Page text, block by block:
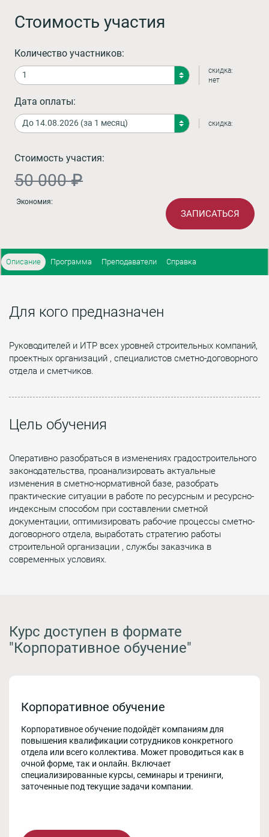
Стоимость участия
Количество участников:
скидка:
нет
Дата оплаты:
скидка:
Стоимость участия:
50 000 ₽
Экономия:
ЗАПИСАТЬСЯ
Описание Программа Преподаватели Справка
Для кого предназначен
Руководителей и ИТР всех уровней строительных компаний,
проектных организаций , специалистов сметно-договорного
отдела и сметчиков.
Цель обучения
Оперативно разобраться в изменениях градостроительного
законодательства, проанализировать актуальные
изменения в сметно-нормативной базе, разобрать
практические ситуации в работе по ресурсным и ресурсно-
индексным способом при составлении сметной
документации, оптимизировать рабочие процессы сметно-
договорного отдела, выработать стратегию работы
строительной организации , службы заказчика в
современных условиях.
Курс доступен в формате
"Корпоративное обучение"
Корпоративное обучение
Корпоративное обучение подойдёт компаниям для
повышения квалификации сотрудников конкретного
отдела или всего коллектива. Может проводиться как в
очной форме, так и онлайн. Включает
специализированные курсы, семинары и тренинги,
заточенные под текущие задачи компании.